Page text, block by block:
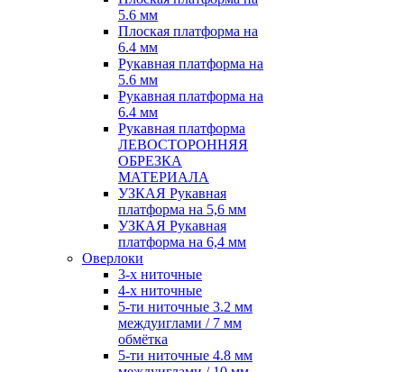
5.6 мм
Плоская платформа на
6.4 мм
Рукавная платформа на
5.6 мм
Рукавная платформа на
6.4 мм
Рукавная платформа
ЛЕВОСТОРОННЯЯ
ОБРЕЗКА
МАТЕРИАЛА
УЗКАЯ Рукавная
платформа на 5,6 мм
УЗКАЯ Рукавная
платформа на 6,4 мм
Оверлоки
3-х ниточные
4-х ниточные
5-ти ниточные 3.2 мм
междуиглами / 7 мм
обмётка
5-ти ниточные 4.8 мм